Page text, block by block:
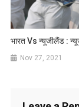
भारत Vs न्यूजीलैंड :
Nov 27, 2021